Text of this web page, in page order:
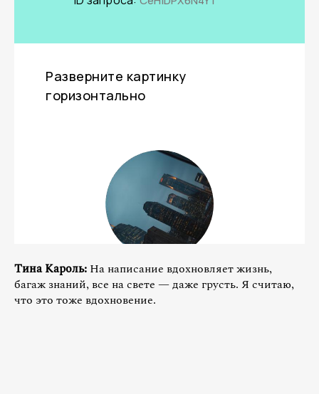
Тина Кароль: На написание вдохновляет жизнь,
багаж знаний, все на свете — даже грусть. Я считаю,
что это тоже вдохновение.